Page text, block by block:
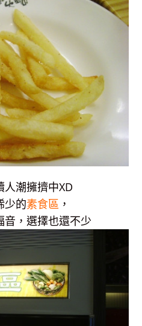
潮擁擠中XD
少的素食區 ，
音，選擇也還不少